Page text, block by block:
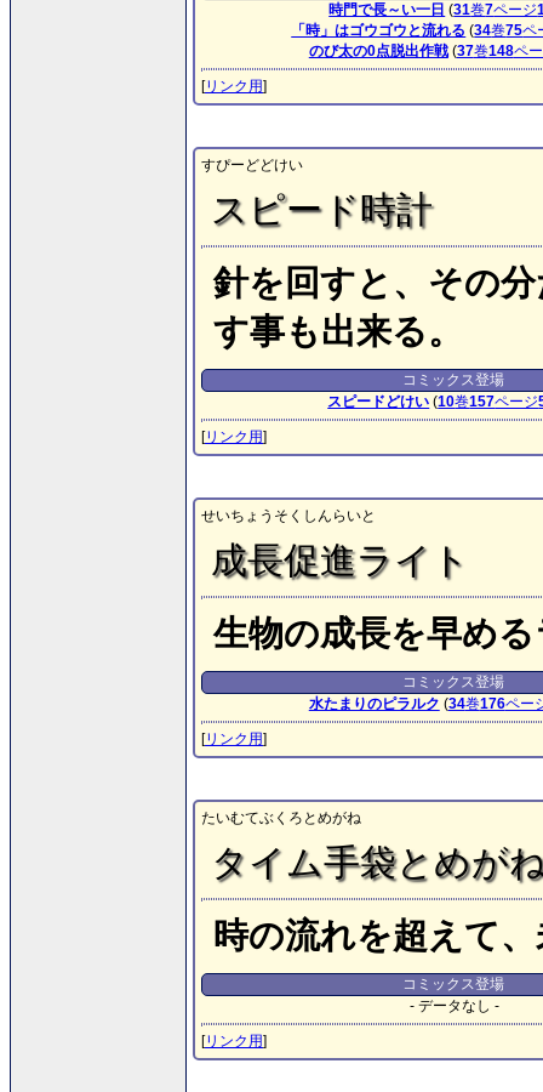
時門で長～い一日 (31巻7ページ
「時」はゴウゴウと流れる (34巻75ペ
のび太の0点脱出作戦(37巻148ペ
[リンク用]
すぴーどどけい
スピード時計
針を回すと、その
す事も出来る。
コミックス登場
スピードどけい (10巻157ページ
[リンク用]
せいちょうそくしんらいと
成長促進ライト
生物の成長を早め
コミックス登場
水たまりのピラルク (34巻176ペー
[リンク用]
たいむてぶくろとめがね
タイム手袋とめが
時の流れを超えて
コミックス登場
- データなし -
[リンク用]